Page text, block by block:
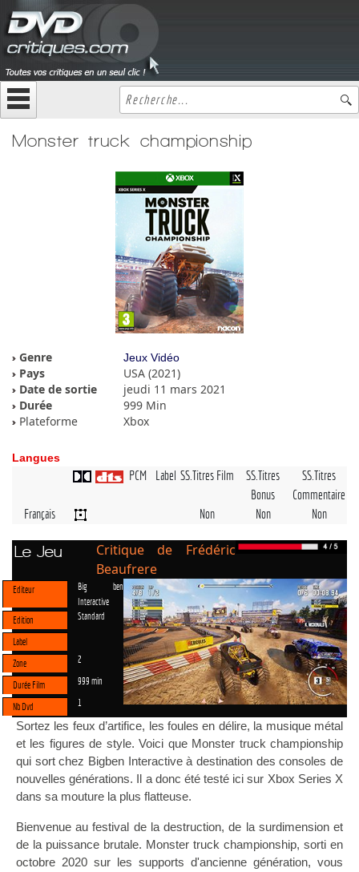
Monster truck championship
Genre Jeux Vidéo
Pays
USA (2021)
Date de sortie
jeudi 11 mars 2021
Durée
999 Min
Plateforme
Xbox
Langues
PCM Label SS.Titres Film
SS.Titres
Bonus
SS.Titres
Commentaire
Français
Non Non Non
Le Jeu
Critique de Frédéric
Beaufrere
Editeur
Big ben
Interactive
Edition
Standard
Label
Zone
2
Durée Film 999 min
Nb Dvd 1
Sortez les feux d’artifice, les foules en délire, la musique métal
et les figures de style. Voici que Monster truck championship
qui sort chez Bigben Interactive à destination des consoles de
nouvelles générations. Il a donc été testé ici sur Xbox Series X
dans sa mouture la plus flatteuse.
Bienvenue au festival de la destruction, de la surdimension et
de la puissance brutale. Monster truck championship, sorti en
octobre 2020 sur les supports d'ancienne génération, vous